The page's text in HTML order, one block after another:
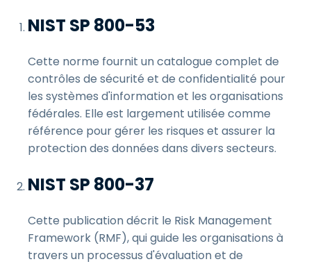
NIST SP 800-53
Cette norme fournit un catalogue complet de
contrôles de sécurité et de confidentialité pour
les systèmes d'information et les organisations
fédérales. Elle est largement utilisée comme
référence pour gérer les risques et assurer la
protection des données dans divers secteurs.
NIST SP 800-37
Cette publication décrit le Risk Management
Framework (RMF), qui guide les organisations à
travers un processus d'évaluation et de